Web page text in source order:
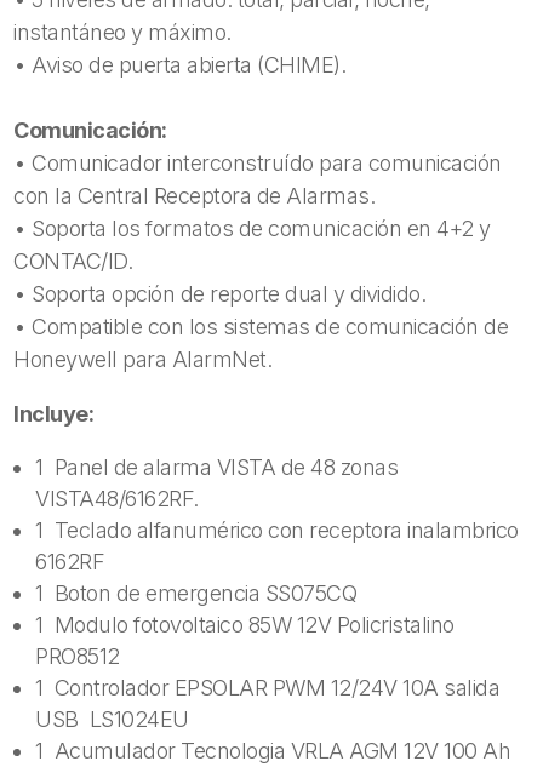
instantáneo y máximo.
• Aviso de puerta abierta (CHIME).
Comunicación:
• Comunicador interconstruído para comunicación
con la Central Receptora de Alarmas.
• Soporta los formatos de comunicación en 4+2 y
CONTAC/ID.
• Soporta opción de reporte dual y dividido.
• Compatible con los sistemas de comunicación de
Honeywell para AlarmNet.
Incluye:
1 Panel de alarma VISTA de 48 zonas
VISTA48/6162RF.
1 Teclado alfanumérico con receptora inalambrico
6162RF
1 Boton de emergencia SS075CQ
1 Modulo fotovoltaico 85W 12V Policristalino
PRO8512
1 Controlador EPSOLAR PWM 12/24V 10A salida
USB LS1024EU
1 Acumulador Tecnologia VRLA AGM 12V 100 Ah